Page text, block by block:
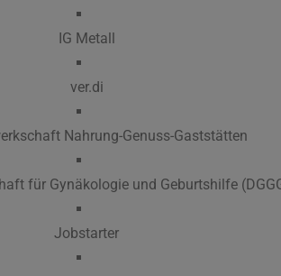
IG Metall
ver.di
Nahrung-Genuss-Gaststätten
für Gynäkologie und Geburtshilfe
Jobstarter